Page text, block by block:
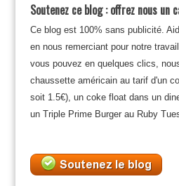
Soutenez ce blog : offrez nous un
Ce blog est 100% sans publicité.
en nous remerciant pour notre
vous pouvez en quelques clics,
chaussette américain au tarif d'un
soit 1.5€), un coke float dans un
un Triple Prime Burger au Ruby